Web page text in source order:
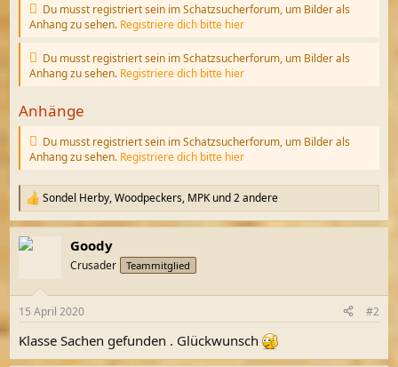
Du musst registriert sein im Schatzsucherforum, um Bilder als
Anhang zu sehen. Registriere dich bitte hier
Du musst registriert sein im Schatzsucherforum, um Bilder als
Anhang zu sehen. Registriere dich bitte hier
Anhänge
Du musst registriert sein im Schatzsucherforum, um Bilder als
Anhang zu sehen. Registriere dich bitte hier
R
e
a
k
e
:
Sondel Herby,Woodpeckers, MPKund 2 andere
Goody
Crusader Teammitglied
15 April 2020 #2
Klasse Sachen gefunden . Glückwunsch